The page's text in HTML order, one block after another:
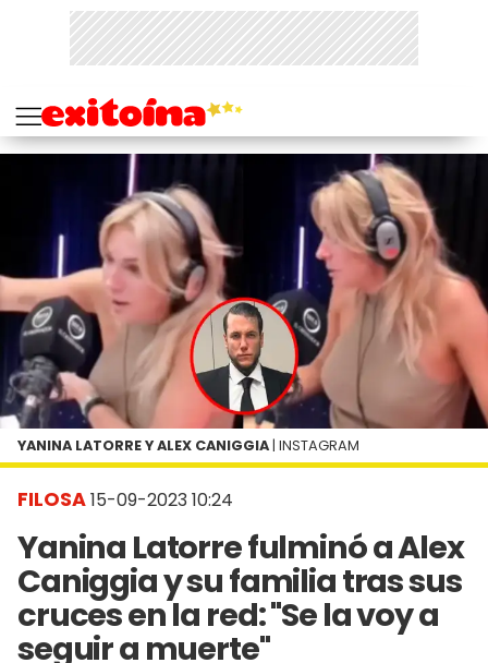
FILOSA15-09-2023 10:24
Yanina Latorre fulminó a Alex
Caniggia y su familia tras sus
cruces en la red: "Se la voy a
seguir a muerte"
YANINA LATORRE Y ALEX CANIGGIA | INSTAGRAM